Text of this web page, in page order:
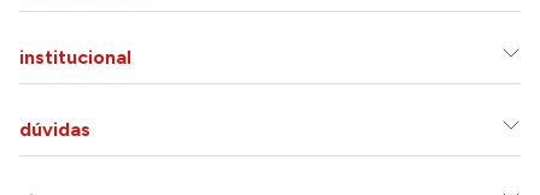
institucional
dúvidas